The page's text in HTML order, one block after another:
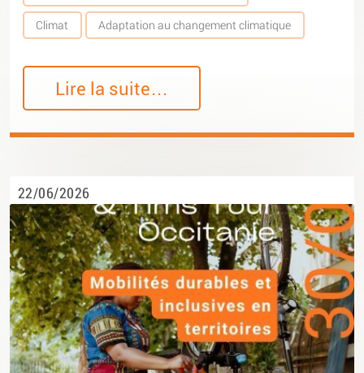
Climat Adaptation au changement climatique
Lire la suite…
22/06/2026